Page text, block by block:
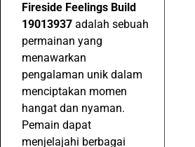
Fireside Feelings Build
19013937 adalah sebuah
permainan yang
menawarkan
pengalaman unik dalam
menciptakan momen
hangat dan nyaman.
Pemain dapat
menjelajahi berbagai